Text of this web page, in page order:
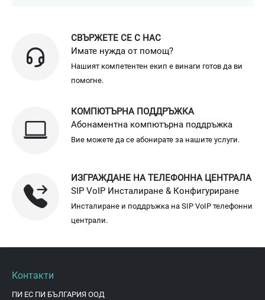
СВЪРЖЕТЕ СЕ С НАС
Имате нужда от помощ?
Нашият компетентен екип е винаги готов да ви
помогне.
КОМПЮТЪРНА ПОДДРЪЖКА
Абонаментна компютърна поддръжка
Вие можете да се абонирате за нашите услуги.
ИЗГРАЖДАНЕ НА ТЕЛЕФОННА ЦЕНТРАЛА
SIP VoIP Инсталиране & Конфигуриране
Инсталиране и поддръжка на SIP VoIP телефонни
централи.
Контакти
ПИ ЕС ПИ БЪЛГАРИЯ ООД